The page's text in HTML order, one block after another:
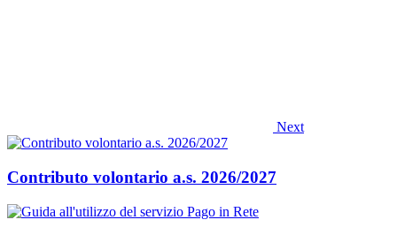
Next
Contributo volontario a.s. 2026/2027